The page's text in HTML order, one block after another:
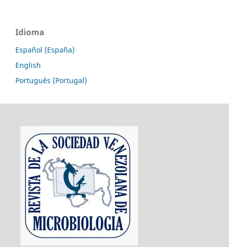
Idioma
Español (España)
English
Português (Portugal)